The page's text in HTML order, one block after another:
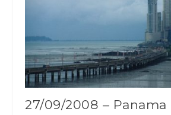
27/09/2008 – Panama